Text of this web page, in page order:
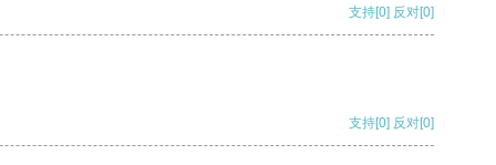
支持[0] 反对[0]
支持[0] 反对[0]